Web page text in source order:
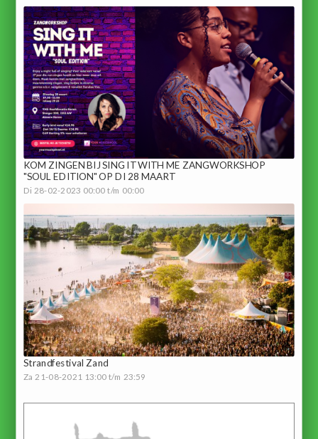
KOM ZINGEN BIJ SING IT WITH ME ZANGWORKSHOP
"SOUL EDITION" OP DI 28 MAART
Di 28-02-2023 00:00 t/m 00:00
Strandfestival Zand
Za 21-08-2021 13:00 t/m 23:59